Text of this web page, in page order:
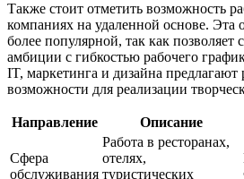
Также стоит отметить возможность
компаниях на удаленной основе. Эта
более популярной, так как позволяет
амбиции с гибкостью рабочего
IT, маркетинга и дизайна предлагают
возможности для реализации
Направление Описание
Сфера
обслуживания
Работа в ресторанах,
отелях,
туристических